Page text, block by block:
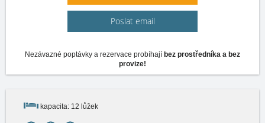
Poslat email
Nezávazné poptávky a rezervace probíhají bez prostředníka a bez
provize!
kapacita: 12 lůžek